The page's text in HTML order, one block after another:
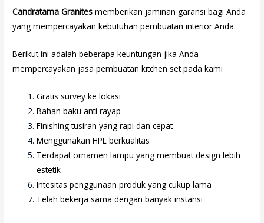
Candratama Granites memberikan jaminan garansi bagi Anda
yang mempercayakan kebutuhan pembuatan interior Anda.
Berikut ini adalah beberapa keuntungan jika Anda
mempercayakan jasa pembuatan kitchen set pada kami
Gratis survey ke lokasi
Bahan baku anti rayap
Finishing tusiran yang rapi dan cepat
Menggunakan HPL berkualitas
Terdapat ornamen lampu yang membuat design lebih
estetik
Intesitas penggunaan produk yang cukup lama
Telah bekerja sama dengan banyak instansi